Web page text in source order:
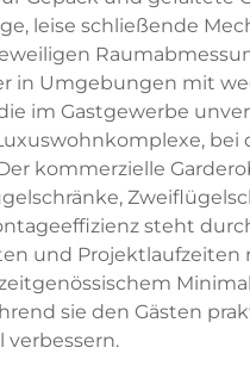
leise schließende
in Umgebungen mit
im Gastgewerbe
bei
kommerzielle
steht
und Projektlaufzeiten
sie den Gästen